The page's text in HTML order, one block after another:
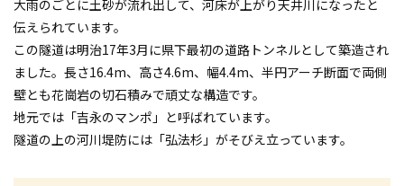
大雨のごとに土砂が流れ出して、河床が上がり天井川になったと
伝えられています。
この隧道は明治17年3月に県下最初の道路トンネルとして築造され
ました。長さ16.4m、高さ4.6m、幅4.4m、半円アーチ断面で両側
壁とも花崗岩の切石積みで頑丈な構造です。
地元では「吉永のマンポ」と呼ばれています。
隧道の上の河川堤防には「弘法杉」がそびえ立っています。